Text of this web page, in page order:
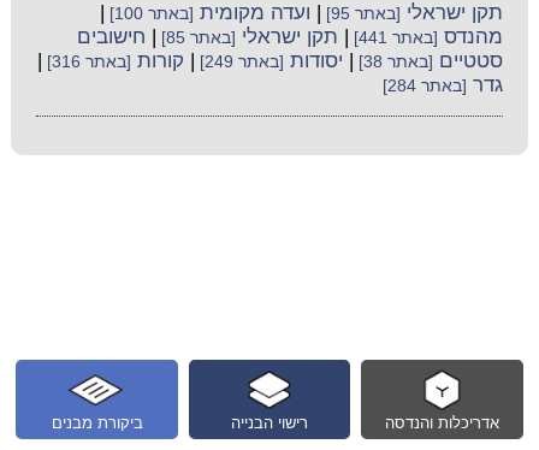
תקן ישראלי [באתר 95] ועדה מקומית [באתר 100]
מהנדס [באתר 441] תקן ישראלי [באתר 85]
חישובים
סטטיים [באתר 38] יסודות [באתר 249] קורות [באתר 316]
גדר [באתר 284]
ביקורת מבנים רישוי הבנייה אדריכלות והנדסה